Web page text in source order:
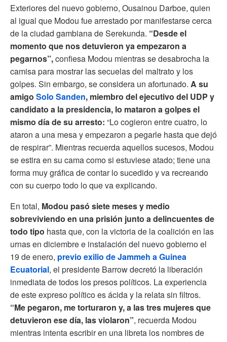
Exteriores del nuevo gobierno, Ousainou Darboe, quien
al igual que Modou fue arrestado por manifestarse cerca
de la ciudad gambiana de Serekunda. “Desde el
momento que nos detuvieron ya empezaron a
pegarnos”,confiesa Modou mientras se desabrocha la
camisa para mostrar las secuelas del maltrato y los
golpes. Sin embargo, se considera un afortunado. A su
amigo Solo Sanden, miembro del ejecutivo del UDP y
candidato a la presidencia, lo mataron a golpes el
mismo día de su arresto: “Lo cogieron entre cuatro, lo
ataron a una mesa y empezaron a pegarle hasta que dejó
de respirar”. Mientras recuerda aquellos sucesos, Modou
se estira en su cama como si estuviese atado; tiene una
forma muy gráfica de contar lo sucedido y va recreando
con su cuerpo todo lo que va explicando.
En total, Modou pasó siete meses y medio
sobreviviendo en una prisión junto adelincuentes de
todo tipo hasta que, con la victoria de la coalición en las
urnas en diciembre e instalación del nuevo gobierno el
19 de enero, previo exilio de Jammeh a Guinea
Ecuatorial, el presidente Barrow decretó la liberación
inmediata de todos los presos políticos. La experiencia
de este expreso político es ácida y la relata sin filtros.
“Me pegaron, me torturaron y, a las tres mujeres que
detuvieron ese día, las violaron”, recuerda Modou
mientras intenta escribir en una libreta los nombres de